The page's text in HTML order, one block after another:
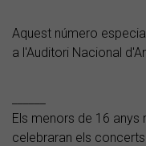
Aquest número
a l'Auditori Nacional
Els menors de 16
celebraran els